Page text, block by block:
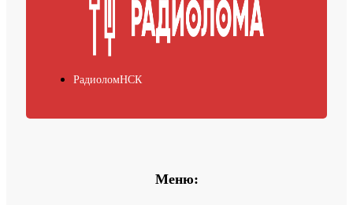
РадиоломНСК
Меню: